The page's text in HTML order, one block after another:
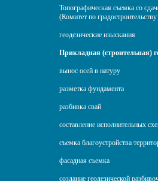
Топографическая съемка со
(Комитет по
геодезические изыскания
Прикладная (строительная)
вынос осей в натуру
разметка фундамента
разбивка свай
составление исполнительных
съемка благоустройства
фасадная съемка
создание геодезической